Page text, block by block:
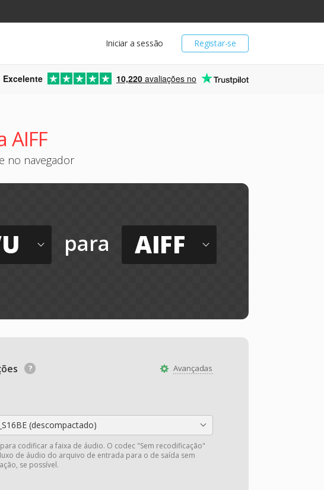
Registar-se
Iniciar a sessão
Excelente 10,220 avaliações no
AIFF
no navegador
para AIFF
Avançadas
(descompactado)
codificar a faixa de áudio. O codec "Sem recodificação"
de áudio do arquivo de entrada para o de saída sem
se possível.